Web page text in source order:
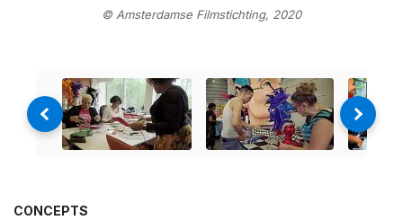
© Amsterdamse Filmstichting, 2020
CONCEPTS